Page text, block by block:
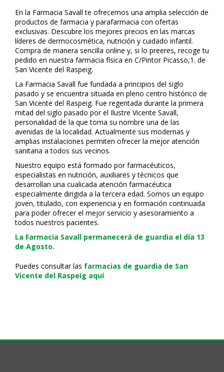
En la Farmacia Savall te ofrecemos una amplia selección de
productos de farmacia y parafarmacia con ofertas
exclusivas. Descubre los mejores precios en las marcas
líderes de dermocosmética, nutrición y cuidado infantil.
Compra de manera sencilla online y, si lo prefieres, recoge tu
pedido en nuestra farmacia física en C/Pintor Picasso,1. de
San Vicente del Raspeig.
La Farmacia Savall fue fundada a principios del siglo
pasado y se encuentra situada en pleno centro histórico de
San Vicente del Raspeig. Fue regentada durante la primera
mitad del siglo pasado por el Ilustre Vicente Savall,
personalidad de la que toma su nombre una de las
avenidas de la localidad. Actualmente sus modernas y
amplias instalaciones permiten ofrecer la mejor atención
sanitaria a todos sus vecinos.
Nuestro equipo está formado por farmacéuticos,
especialistas en nutrición, auxiliares y técnicos que
desarrollan una cualificada atención farmacéutica
especialmente dirigida a la tercera edad. Somos un equipo
joven, titulado, con experiencia y en formación continuada
para poder ofrecer el mejor servicio y asesoramiento a
todos nuestros pacientes.
La Farmacia Savall permanecerá de guardia el día 13
de Agosto.
Puedes consultar las farmacias de guardia de San
Vicente del Raspeig aquí